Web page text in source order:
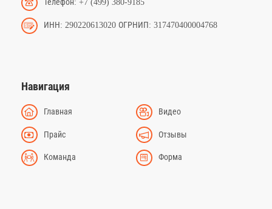
Телефон: +7 (499) 380-9185
ИНН: 290220613020 ОГРНИП: 317470400004768
Навигация
Главная Видео
Прайс Отзывы
Команда Форма